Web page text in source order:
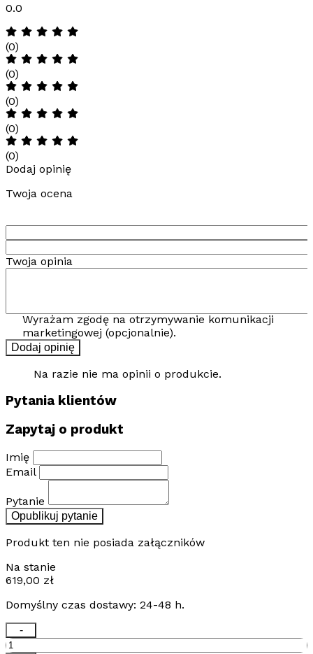
0.0
(0)
(0)
(0)
(0)
(0)
Dodaj opinię
Twoja ocena
Twoja opinia
Wyrażam zgodę na otrzymywanie komunikacji
marketingowej (opcjonalnie).
Dodaj opinię
Na razie nie ma opinii o produkcie.
Pytania klientów
Zapytaj o produkt
Imię
Email
Pytanie
Opublikuj pytanie
Produkt ten nie posiada załączników
Na stanie
619,00 zł
Domyślny czas dostawy: 24-48 h.
ilość
Zestaw
-